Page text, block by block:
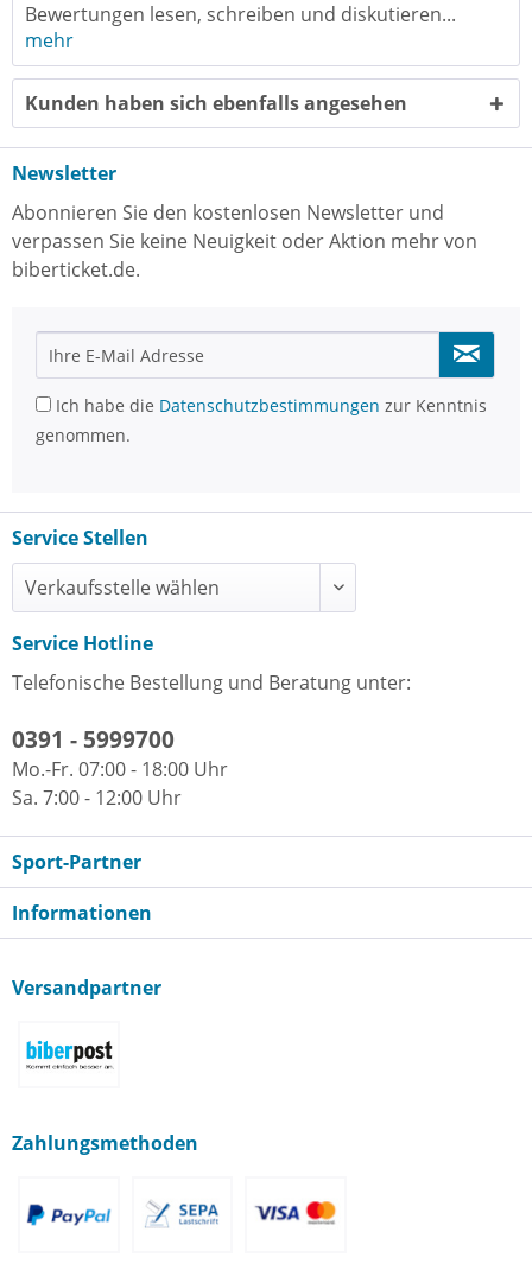
Bewertungen lesen, schreiben und diskutieren...
mehr
Kunden haben sich ebenfalls angesehen
Newsletter
Abonnieren Sie den kostenlosen Newsletter und
verpassen Sie keine Neuigkeit oder Aktion mehr von
biberticket.de.
Ich habe die Datenschutzbestimmungen zur Kenntnis
genommen.
Service Stellen
Service Hotline
Telefonische Bestellung und Beratung unter:
0391 - 5999700
Mo.-Fr. 07:00 - 18:00 Uhr
Sa. 7:00 - 12:00 Uhr
Sport-Partner
Informationen
Versandpartner
Zahlungsmethoden